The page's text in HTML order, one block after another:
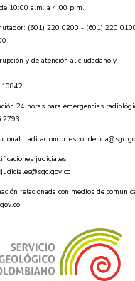
10:00 a.m. a 4:00 p.m.
(601) 220 0200 - (601) 220
y de atención al ciudadano y
24 horas para emergencias
2793
judiciales:
relacionada con medios de